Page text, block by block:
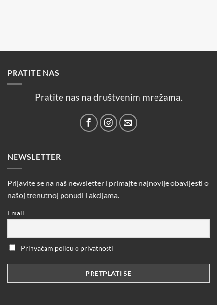
PRATITE NAS
Pratite nas na društvenim mrežama.
NEWSLETTER
Prijavite se na naš newsletter i primajte najnovije obavijesti o
našoj trenutnoj ponudi i akcijama.
Email
Prihvaćam policu o privatnosti